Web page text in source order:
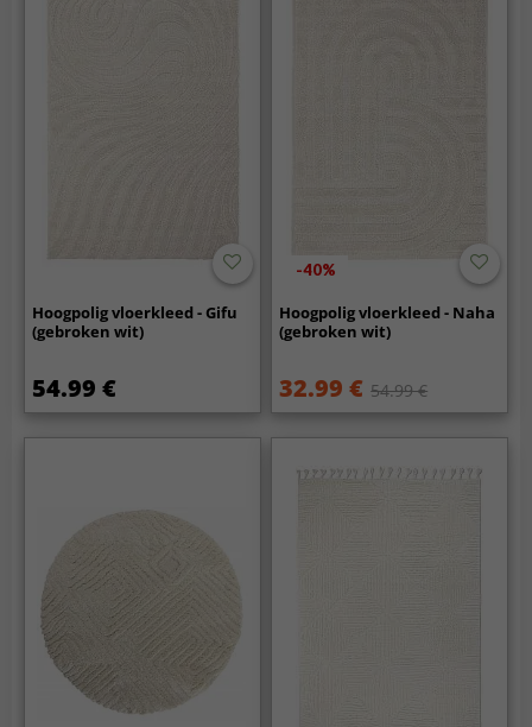
Hoogpolig vloerkleed - Gifu
(gebroken wit)
54.99 €
-40%
Hoogpolig vloerkleed - Naha
(gebroken wit)
32.99 € 54.99 €